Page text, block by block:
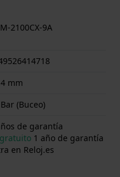
2100CX-9A
mm
(Buceo)
de garantía
gratuito 1 año de garantía
en Reloj.es